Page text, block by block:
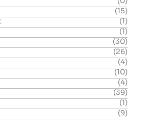
(15)
(1)
(1)
(30)
(26)
(4)
(10)
(4)
(39)
(1)
(9)